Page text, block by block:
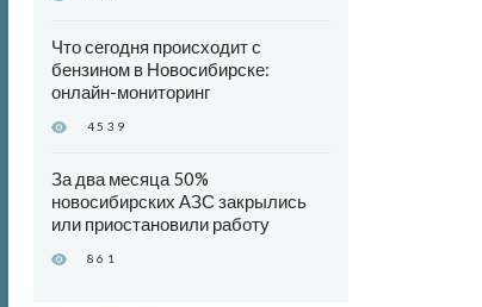
Что сегодня происходит с
бензином в Новосибирске:
онлайн-мониторинг
4539
За два месяца 50%
новосибирских АЗС закрылись
или приостановили работу
861